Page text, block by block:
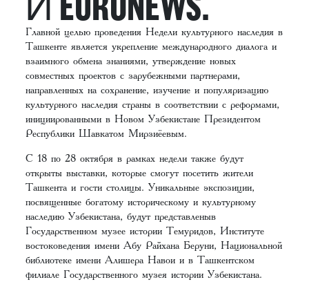
И EURONEWS.
Главной целью проведения Недели культурного наследия в
Ташкенте является укрепление международного диалога и
взаимного обмена знаниями, утверждение новых
совместных проектов с зарубежными партнерами,
направленных на сохранение, изучение и популяризацию
культурного наследия страны в соответствии с реформами,
инициированными в Новом Узбекистане Президентом
Республики Шавкатом Мирзиёевым.
С 18 по 28 октября в рамках недели также будут
открыты выставки, которые смогут посетить жители
Ташкента и гости столицы. Уникальные экспозиции,
посвященные богатому историческому и культурному
наследию Узбекистана, будут представленыв
Государственном музее истории Темуридов, Институте
востоковедения имени Абу Райхана Беруни, Национальной
библиотеке имени Алишера Навои и в Ташкентском
филиале Государственного музея истории Узбекистана.